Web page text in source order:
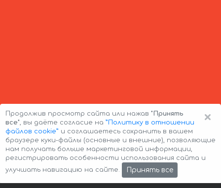
Авторские права © 2026 Авто-Аренда Cookie Policy
×
Продолжив просмотр сайта или нажав "Принять
все", вы даёте согласие на ”Политику в отношении
файлов cookie” и соглашаетесь сохранить в вашем
браузере куки-файлы (основные и внешние), позволяющие
нам получать больше маркетинговой информации,
регистрировать особенности использования сайта и
улучшать навигацию на сайте.
Принять все